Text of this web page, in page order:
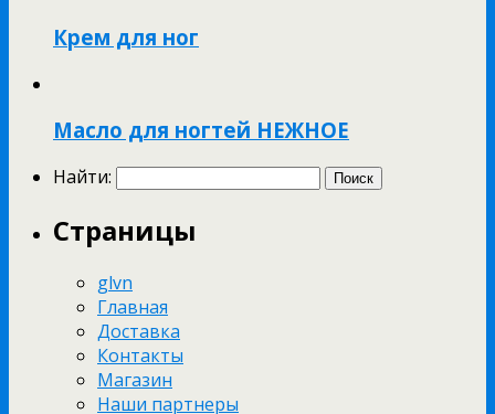
Крем для ног
Масло для ногтей НЕЖНОЕ
Найти:
Страницы
glvn
Главная
Доставка
Контакты
Магазин
Наши партнеры